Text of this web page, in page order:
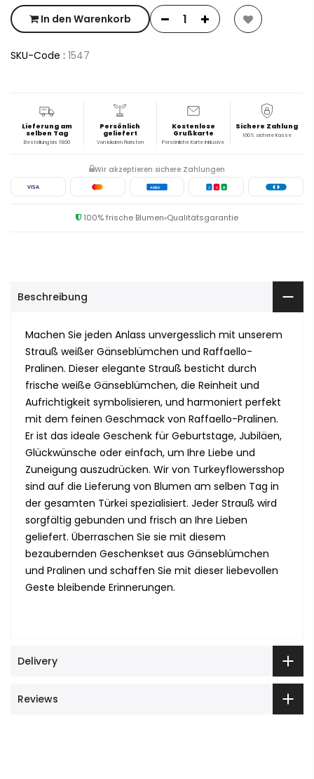
In den Warenkorb
SKU-Code : 1547
Lieferung am
selben Tag
Bestellung bis 19:00
Persönlich
geliefert
Von lokalen Floristen
Kostenlose
Grußkarte
Persönliche Karte inklusive
Sichere Zahlung
100% sichere Kasse
Wir akzeptieren sichere Zahlungen
VISA AMEX J C B
100% frische Blumen Qualitätsgarantie
Beschreibung
Machen Sie jeden Anlass unvergesslich mit unserem
Strauß weißer Gänseblümchen und Raffaello-
Pralinen. Dieser elegante Strauß besticht durch
frische weiße Gänseblümchen, die Reinheit und
Aufrichtigkeit symbolisieren, und harmoniert perfekt
mit dem feinen Geschmack von Raffaello-Pralinen.
Er ist das ideale Geschenk für Geburtstage, Jubiläen,
Glückwünsche oder einfach, um Ihre Liebe und
Zuneigung auszudrücken. Wir von Turkeyflowersshop
sind auf die Lieferung von Blumen am selben Tag in
der gesamten Türkei spezialisiert. Jeder Strauß wird
sorgfältig gebunden und frisch an Ihre Lieben
geliefert. Überraschen Sie sie mit diesem
bezaubernden Geschenkset aus Gänseblümchen
und Pralinen und schaffen Sie mit dieser liebevollen
Geste bleibende Erinnerungen.
Delivery
Reviews